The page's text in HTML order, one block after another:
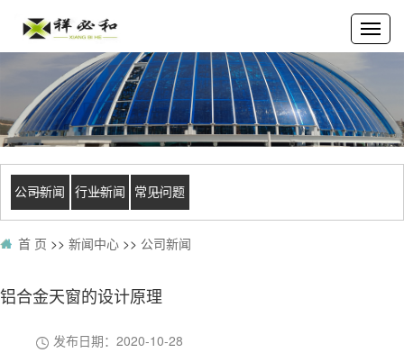
公司新闻 行业新闻 常见问题
首 页 >> 新闻中心 >> 公司新闻
铝合金天窗的设计原理
发布日期： 2020-10-28